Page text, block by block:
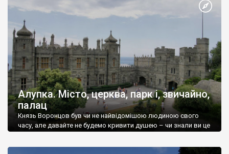
Алупка. Місто, церква, парк і, звичайно,
палац
Князь Воронцов був чи не найвідомішою людиною свого
часу, але давайте не будемо кривити душею – чи знали ви це